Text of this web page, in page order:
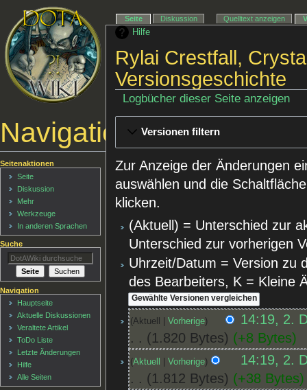
Hilfe
Rylai Crestfall,
Versionsgeschichte
Logbücher dieser Seite anzeigen
Versionen filtern
Zur Anzeige der Änderungen
auswählen und die
klicken.
(Aktuell) = Unterschied zur
Unterschied zur vorherigen
Uhrzeit/Datum = Version zu
des Bearbeiters, K = Kleine
Aktuell Vorherige
14:19, 2.
1.820 Bytes
+8 Bytes
Aktuell Vorherige
14:19, 2.
1.812 Bytes
+38 Bytes
Navigationsmenü
Seite Diskussion Quelltext anzeigen
Seitenaktionen
Seite
Diskussion
Mehr
Werkzeuge
In anderen Sprachen
Suche
Navigation
Hauptseite
Aktuelle Diskussionen
Veraltete Artikel
ToDo Liste
Letzte Änderungen
Hilfe
Alle Seiten